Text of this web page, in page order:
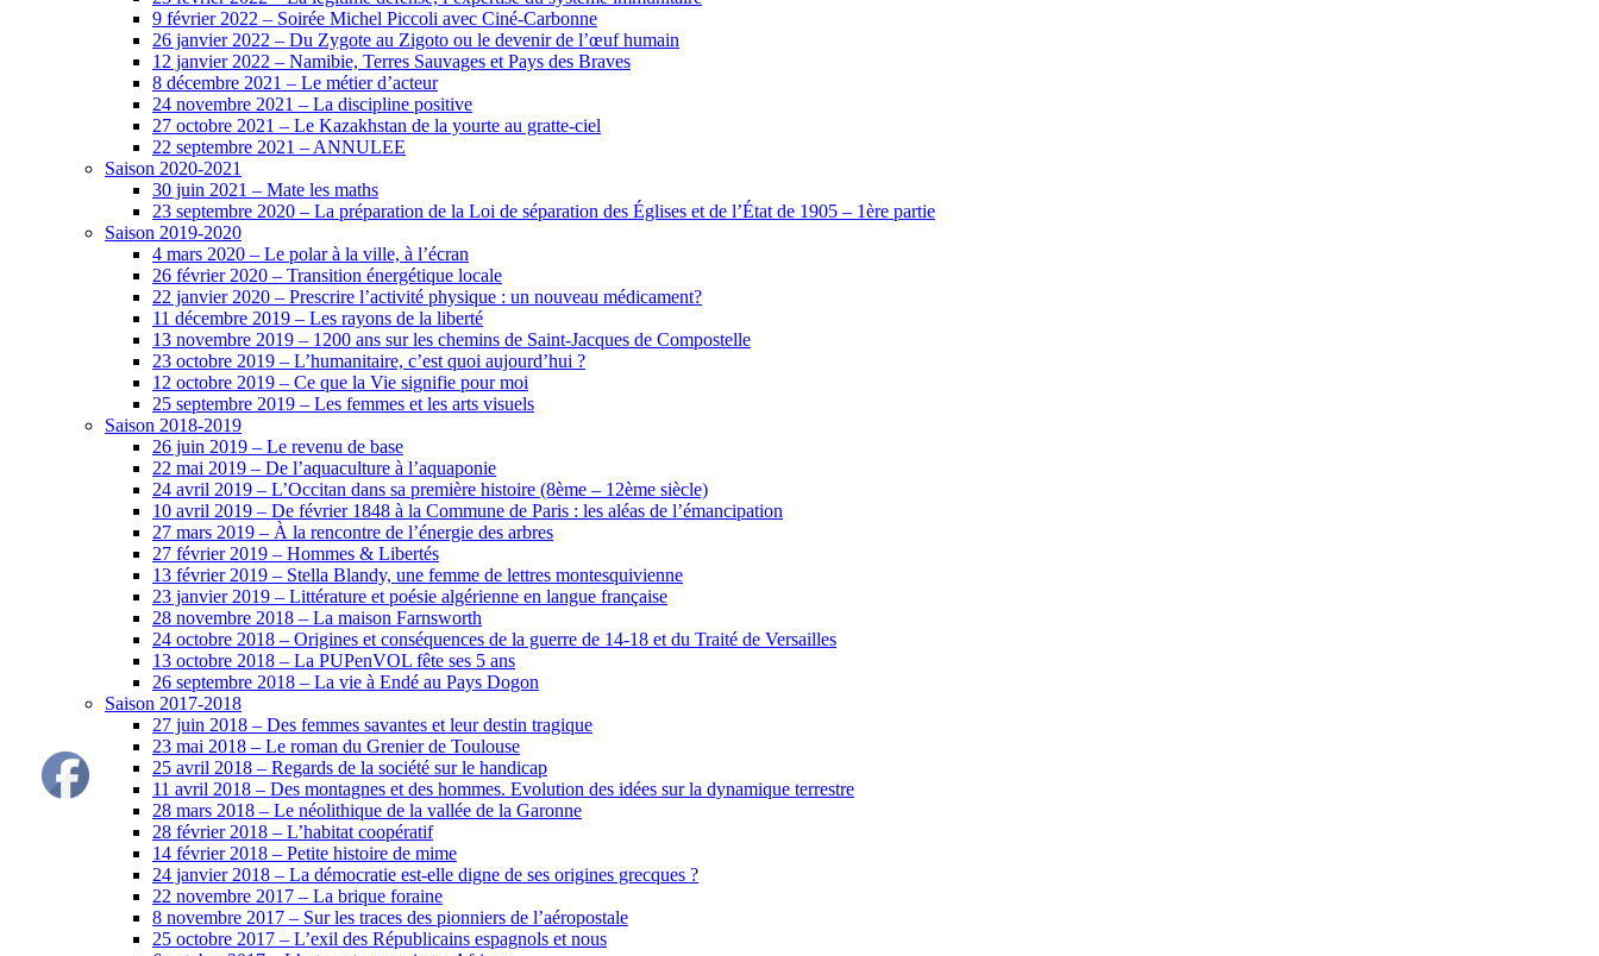
9 février 2022 – Soirée Michel Piccoli avec Ciné-Carbonne
26 janvier 2022 – Du Zygote au Zigoto ou le devenir de l’œuf humain
12 janvier 2022 – Namibie, Terres Sauvages et Pays des Braves
8 décembre 2021 – Le métier d’acteur
24 novembre 2021 – La discipline positive
27 octobre 2021 – Le Kazakhstan de la yourte au gratte-ciel
22 septembre 2021 – ANNULEE
Saison 2020-2021
30 juin 2021 – Mate les maths
23 septembre 2020 – La préparation de la Loi de séparation des Églises et de l’État de 1905 – 1ère partie
Saison 2019-2020
4 mars 2020 – Le polar à la ville, à l’écran
26 février 2020 – Transition énergétique locale
22 janvier 2020 – Prescrire l’activité physique : un nouveau médicament?
11 décembre 2019 – Les rayons de la liberté
13 novembre 2019 – 1200 ans sur les chemins de Saint-Jacques de Compostelle
23 octobre 2019 – L’humanitaire, c’est quoi aujourd’hui ?
12 octobre 2019 – Ce que la Vie signifie pour moi
25 septembre 2019 – Les femmes et les arts visuels
Saison 2018-2019
26 juin 2019 – Le revenu de base
22 mai 2019 – De l’aquaculture à l’aquaponie
24 avril 2019 – L’Occitan dans sa première histoire (8ème – 12ème siècle)
10 avril 2019 – De février 1848 à la Commune de Paris : les aléas de l’émancipation
27 mars 2019 – À la rencontre de l’énergie des arbres
27 février 2019 – Hommes & Libertés
13 février 2019 – Stella Blandy, une femme de lettres montesquivienne
23 janvier 2019 – Littérature et poésie algérienne en langue française
28 novembre 2018 – La maison Farnsworth
24 octobre 2018 – Origines et conséquences de la guerre de 14-18 et du Traité de Versailles
13 octobre 2018 – La PUPenVOL fête ses 5 ans
26 septembre 2018 – La vie à Endé au Pays Dogon
Saison 2017-2018
27 juin 2018 – Des femmes savantes et leur destin tragique
23 mai 2018 – Le roman du Grenier de Toulouse
25 avril 2018 – Regards de la société sur le handicap
11 avril 2018 – Des montagnes et des hommes. Evolution des idées sur la dynamique terrestre
28 mars 2018 – Le néolithique de la vallée de la Garonne
28 février 2018 – L’habitat coopératif
14 février 2018 – Petite histoire de mime
24 janvier 2018 – La démocratie est-elle digne de ses origines grecques ?
22 novembre 2017 – La brique foraine
8 novembre 2017 – Sur les traces des pionniers de l’aéropostale
25 octobre 2017 – L’exil des Républicains espagnols et nous